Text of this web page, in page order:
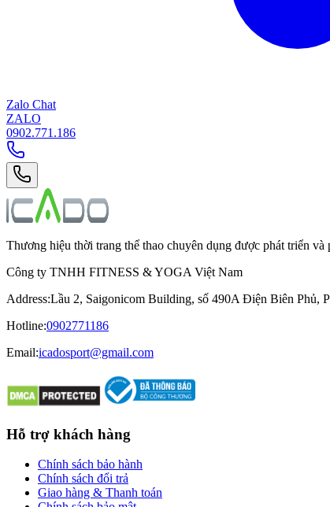
Zalo Chat
ZALO
0902.771.186
Thương hiệu thời trang thể thao chuyên dụng được phát triển
Công ty TNHH FITNESS & YOGA Việt Nam
Address:Lầu 2, Saigonicom Building, số 490A Điện Biên Phủ,
Hotline:0902771186
Email:icadosport@gmail.com
Hỗ trợ khách hàng
Chính sách bảo hành
Chính sách đổi trả
Giao hàng & Thanh toán